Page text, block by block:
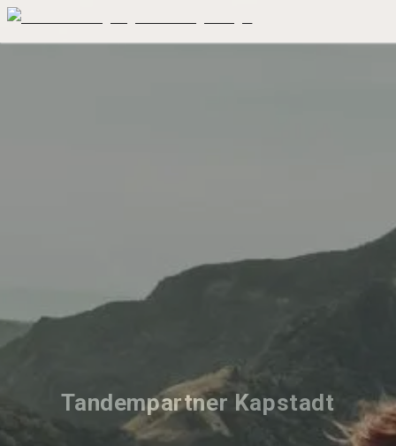
Tandempartner Kapstadt